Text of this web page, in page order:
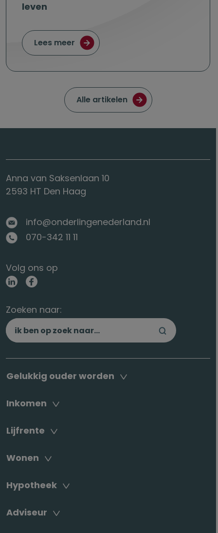
leven
Lees meer over De Blue Zone: een lang en
Ga naar de pagina met
Alle artikelen
Anna van Saksenlaan 10
2593 HT Den Haag
info@onderlingenederland.nl
070-342 11 11
Volg ons op
Zoeken naar:
Gelukkig ouder worden
Inkomen
Lijfrente
Wonen
Hypotheek
Adviseur